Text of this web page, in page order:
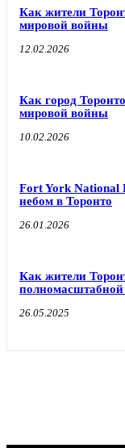
Как жители
мировой войны
12.02.2026
Как город
мировой войны
10.02.2026
Fort York National
небом в Торонто
26.01.2026
Как жители
26.05.2025